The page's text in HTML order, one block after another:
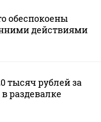
обеспокоены
действиями
тысяч рублей за
раздевалке